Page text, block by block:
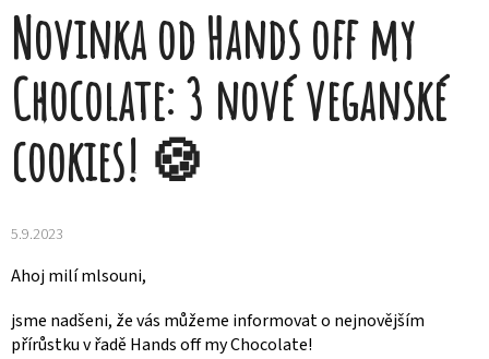
Novinka od Hands off my
Chocolate: 3 nové veganské
cookies! 🍪
5.9.2023
Ahoj milí mlsouni,
jsme nadšeni, že vás můžeme informovat o nejnovějším
přírůstku v řadě Hands off my Chocolate!